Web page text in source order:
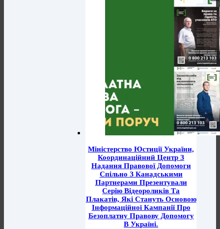
Міністерство Юстиції України,
Координаційний Центр З
Надання Правової Допомоги
Спільно З Канадськими
Партнерами Презентували
Серію Відеороликів Та
Плакатів, Які Стануть Основою
Інформаційної Кампанії Про
Безоплатну Правову Допомогу
В Україні.